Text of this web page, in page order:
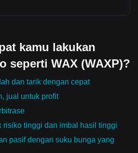
kamu lakukan
seperti WAX (WAXP)?
dan tarik dengan cepat
jual untuk profit
risiko tinggi dan imbal hasil tinggi
pasif dengan suku bunga yang